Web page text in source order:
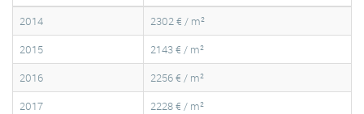
2014
2302 € / m²
2015
2143 € / m²
2016
2256 € / m²
2017
2228 € / m²